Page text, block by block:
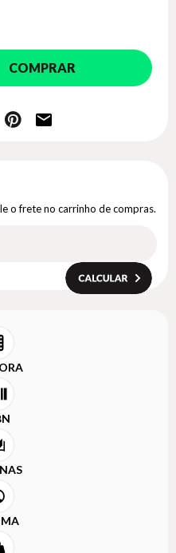
COMPRAR
o frete no carrinho de compras.